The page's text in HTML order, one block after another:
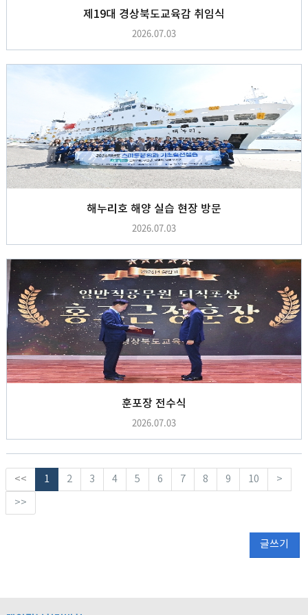
제19대 경상북도교육감 취임식
2026.07.03
해누리호 해양 실습 현장 방문
2026.07.03
훈포장 전수식
2026.07.03
<< 1 2 3 4 5 6 7 8 9 10 >
>>
글쓰기